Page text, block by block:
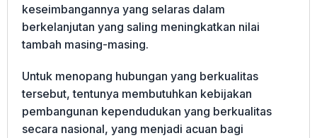
keseimbangannya yang selaras dalam
berkelanjutan yang saling meningkatkan nilai
tambah masing-masing.
Untuk menopang hubungan yang berkualitas
tersebut, tentunya membutuhkan kebijakan
pembangunan kependudukan yang berkualitas
secara nasional, yang menjadi acuan bagi